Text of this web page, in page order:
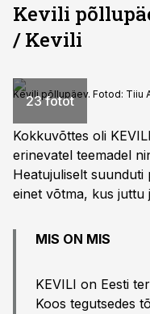
Kevili
/ Kevili
23 fotot
Kevili põllupäev. Fotod: Tiiu
Kokkuvõttes oli
erinevatel teemadel
Heatujuliselt
einet võtma, kus juttu
MIS ON MIS
KEVILI on Eesti
Koos tegutsedes